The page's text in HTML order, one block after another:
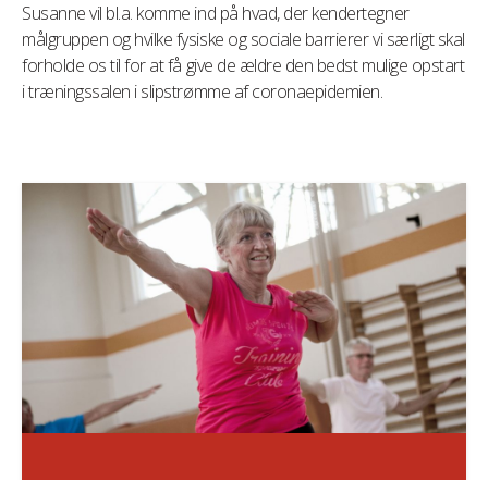
Susanne vil bl.a. komme ind på hvad, der kendertegner
målgruppen og hvilke fysiske og sociale barrierer vi særligt skal
forholde os til for at få give de ældre den bedst mulige opstart
i træningssalen i slipstrømme af coronaepidemien.